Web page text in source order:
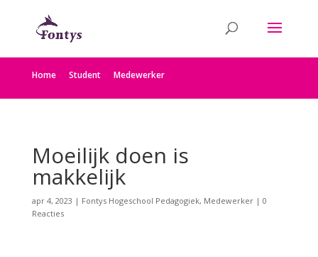
Home Student Medewerker
Moeilijk doen is
makkelijk
apr 4, 2023 | Fontys Hogeschool Pedagogiek, Medewerker| 0
Reacties